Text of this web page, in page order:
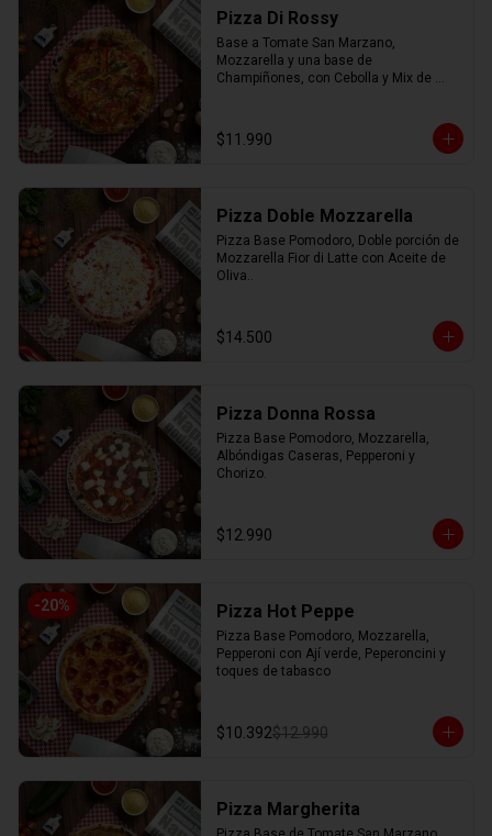
Pizza Di Rossy
Base a Tomate San Marzano,
Mozzarella y una base de
Champiñones, con Cebolla y Mix de
$11.990
Pizza Doble Mozzarella
Pizza Base Pomodoro, Doble porción de
Mozzarella Fior di Latte con Aceite de
Oliva..
$14.500
Pizza Donna Rossa
Pizza Base Pomodoro, Mozzarella,
Albóndigas Caseras, Pepperoni y
Chorizo.
$12.990
-20% Pizza Hot Peppe
Pizza Base Pomodoro, Mozzarella,
Pepperoni con Ají verde, Peperoncini y
toques de tabasco
$10.392$12.990
Pizza Margherita